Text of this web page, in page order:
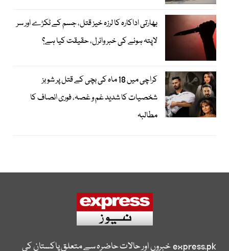
بھارتی اداکارہ کا لرزہ خیز قتل، جسم کے ٹکڑے اور سر
لاپتہ ہونے کی خبر وائرل، حقیقت کیا ہے؟
کراچی میں 18 ماہ کی بچی کے قتل پر شوبز
شخصیات کا شدید غم و غصہ، فوری انصاف کا
مطالبہ
express.pkخبروں اور حالات حاضرہ سے متعلق پاکستان کی